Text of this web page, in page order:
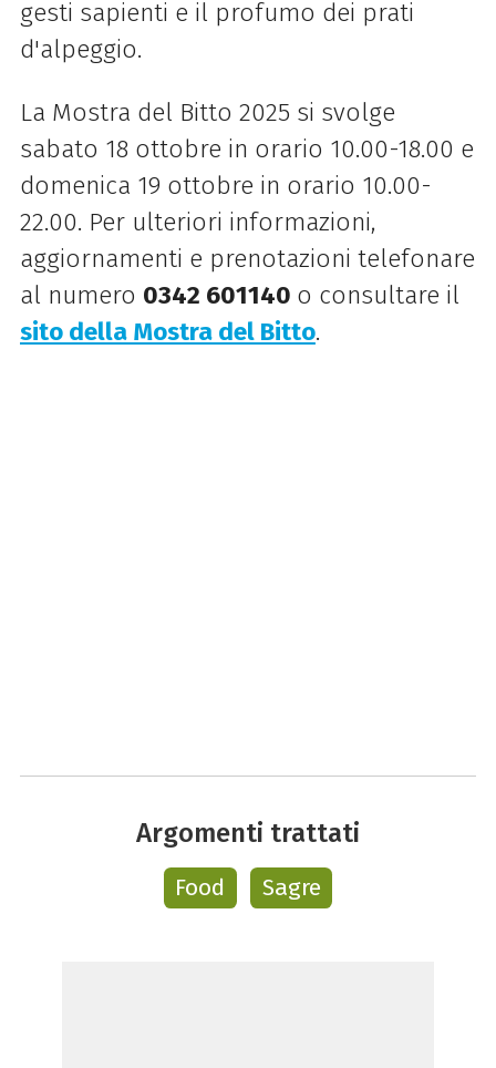
gesti sapienti e il profumo dei prati
d'alpeggio.
La Mostra del Bitto 2025 si svolge
sabato 18 ottobre in orario 10.00-18.00 e
domenica 19 ottobre in orario 10.00-
22.00. Per ulteriori informazioni,
aggiornamenti e prenotazioni telefonare
al numero 0342 601140 o consultare il
sito della Mostra del Bitto.
Argomenti trattati
Food Sagre